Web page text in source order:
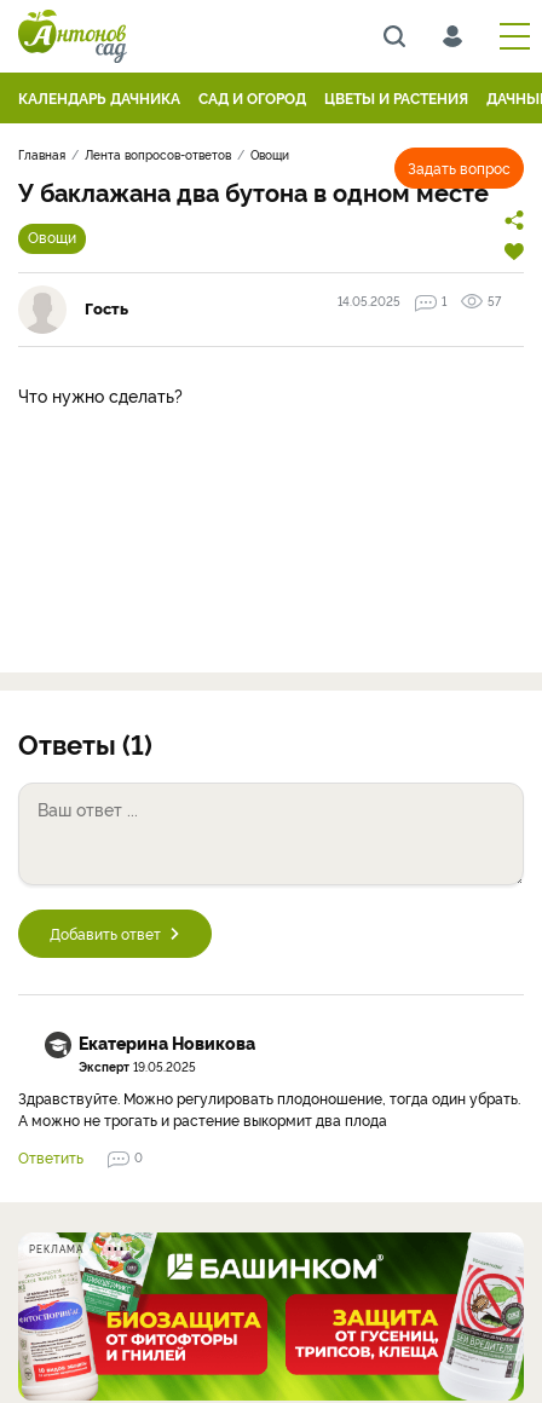
КАЛЕНДАРЬ ДАЧНИКА САД И ОГОРОД ЦВЕТЫ И РАСТЕНИЯ
Задать вопрос
Главная Лента вопросов-ответов Овощи
У баклажана два бутона в одном месте
Овощи
Гость 14.05.2025 1 57
Что нужно сделать?
Ответы (1)
Добавить ответ
Екатерина Новикова
Эксперт 19.05.2025
Здравствуйте. Можно регулировать плодоношение, тогда один убрать.
А можно не трогать и растение выкормит два плода
Ответить
0
РЕКЛАМА